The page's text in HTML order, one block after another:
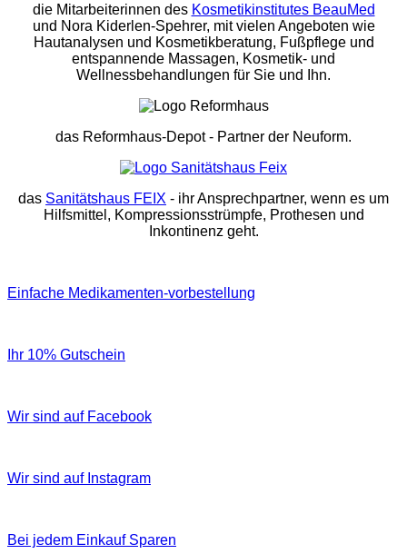
die Mitarbeiterinnen des Kosmetikinstitutes BeauMed
und Nora Kiderlen-Spehrer, mit vielen Angeboten wie
Hautanalysen und Kosmetikberatung, Fußpflege und
entspannende Massagen, Kosmetik- und
Wellnessbehandlungen für Sie und Ihn.
das Reformhaus-Depot- Partner der Neuform.
das Sanitätshaus FEIX - ihr Ansprechpartner, wenn es um
Hilfsmittel, Kompressionsstrümpfe, Prothesen und
Inkontinenz geht.
Einfache Medikamenten-vorbestellung
Ihr 10% Gutschein
Wir sind auf Facebook
Wir sind auf Instagram
Bei jedem Einkauf Sparen